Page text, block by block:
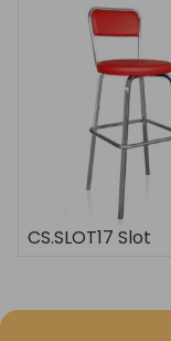
CS.SLOT17 Slot